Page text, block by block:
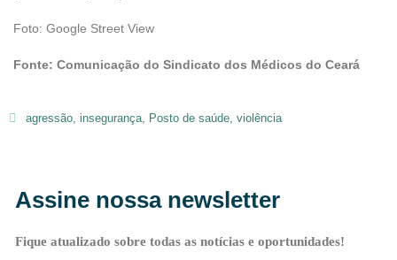
Foto: Google Street View
Fonte: Comunicação do Sindicato dos Médicos do Ceará
agressão, insegurança, Posto de saúde, violência
Assine nossa newsletter
Fique atualizado sobre todas as notícias e oportunidades!